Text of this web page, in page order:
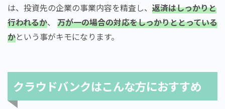
は、投資先の企業の事業内容を精査し、 返済はしっかりと
行われるか、 万が一の場合の対応をしっかりととっている
かという事がキモになります。
クラウドバンクはこんな方におすすめ